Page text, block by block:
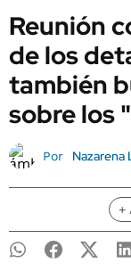
Reunión
de los
también
sobre los
Por Nazarena
+